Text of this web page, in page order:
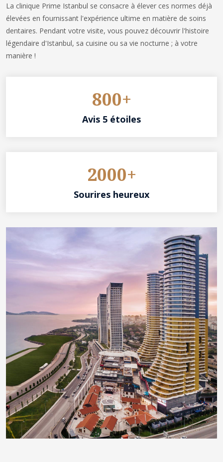
La clinique Prime Istanbul se consacre à élever ces normes déjà
élevées en fournissant l'expérience ultime en matière de soins
dentaires. Pendant votre visite, vous pouvez découvrir l'histoire
légendaire d'Istanbul, sa cuisine ou sa vie nocturne ; à votre
manière !
800+
Avis 5 étoiles
2000+
Sourires heureux